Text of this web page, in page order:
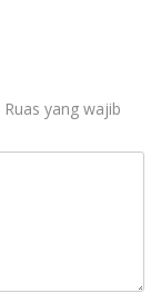
Ruas yang wajib